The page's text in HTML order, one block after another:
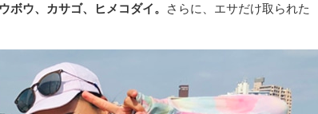
ボウ、カサゴ、ヒメコダイ。
さらに、エサだけ取られた